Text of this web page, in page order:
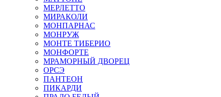
МЕРЛЕТТО
МИРАКОЛИ
МОНПАРНАС
МОНРУЖ
МОНТЕ ТИБЕРИО
МОНФОРТЕ
МРАМОРНЫЙ ДВОРЕЦ
ОРСЭ
ПАНТЕОН
ПИКАРДИ